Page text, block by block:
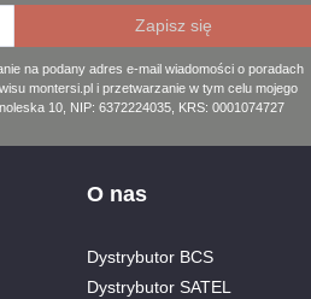
na podany adres e-mail wiadomości o poradach
montersi.pl i przetwarzanie w tym celu mojego
10, NIP: 6372224035, KRS: 0001074727
O nas
Dystrybutor BCS
Dystrybutor SATEL